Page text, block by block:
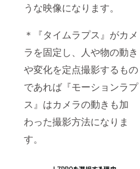
うな映像になります。
＊『タイムラプス』がカメ
ラを固定し、人や物の動き
や変化を定点撮影するもの
であれば『モーションラプ
ス』はカメラの動きも加
わった撮影方法になりま
す。